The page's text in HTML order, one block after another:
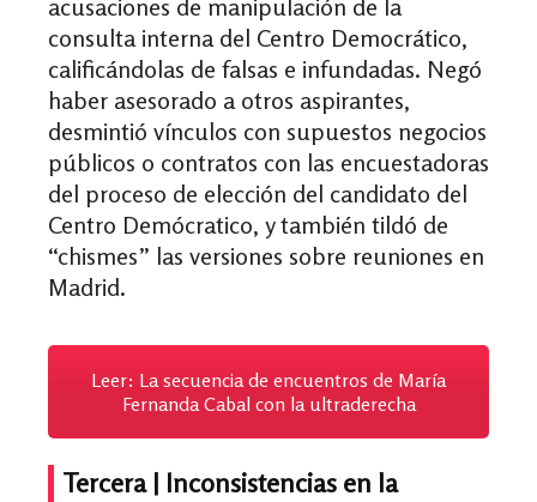
acusaciones de manipulación de la
consulta interna del Centro Democrático,
calificándolas de falsas e infundadas. Negó
haber asesorado a otros aspirantes,
desmintió vínculos con supuestos negocios
públicos o contratos con las encuestadoras
del proceso de elección del candidato del
Centro Demócratico, y también tildó de
“chismes” las versiones sobre reuniones en
Madrid.
Leer: La secuencia de encuentros de María
Fernanda Cabal con la ultraderecha
Tercera | Inconsistencias en la